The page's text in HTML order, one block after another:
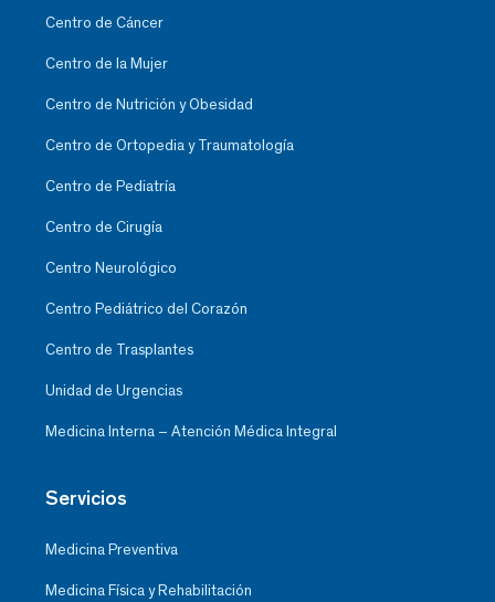
Centro de Cáncer
Centro de la Mujer
Centro de Nutrición y Obesidad
Centro de Ortopedia y Traumatología
Centro de Pediatría
Centro de Cirugía
Centro Neurológico
Centro Pediátrico del Corazón
Centro de Trasplantes
Unidad de Urgencias
Medicina Interna – Atención Médica Integral
Servicios
Medicina Preventiva
Medicina Física y Rehabilitación